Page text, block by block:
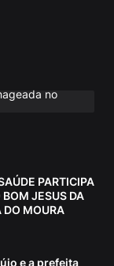
no
PARTICIPA
JESUS DA
DO MOURA
e a prefeita